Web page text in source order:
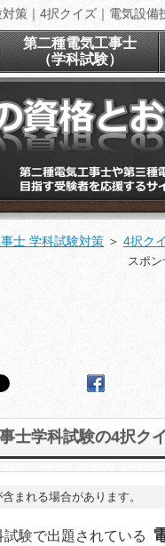
策｜4択クイズ｜電気設備
士 学科試験対策 ＞ 4択ク
スポン
士学科試験の4択ク
まれる場合があります。
験で出題されている
第二種電気工事士
（学科試験）